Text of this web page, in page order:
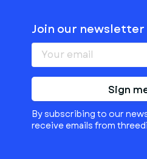
Join our newsletter
Sign
By subscribing to our
receive emails from